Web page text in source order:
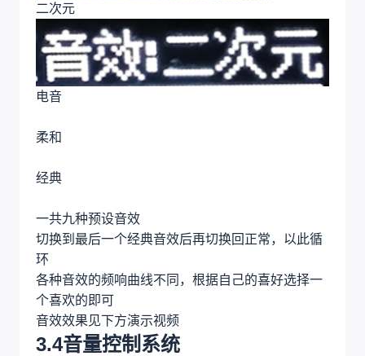
二次元
电音
柔和
经典
一共九种预设音效
切换到最后一个经典音效后再切换回正常，以此循
环
各种音效的频响曲线不同，根据自己的喜好选择一
个喜欢的即可
音效效果见下方演示视频
3.4音量控制系统